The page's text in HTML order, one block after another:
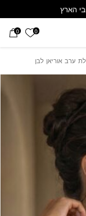
הארץ
0
0
ערב אוריאן לבן